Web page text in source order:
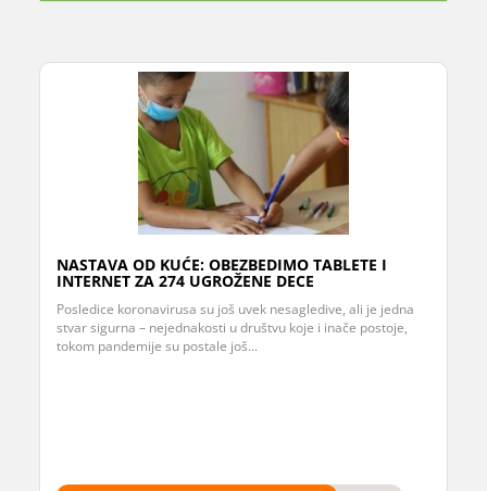
NASTAVA OD KUĆE: OBEZBEDIMO TABLETE I
INTERNET ZA 274 UGROŽENE DECE
Posledice koronavirusa su još uvek nesagledive, ali je jedna
stvar sigurna – nejednakosti u društvu koje i inače postoje,
tokom pandemije su postale još...